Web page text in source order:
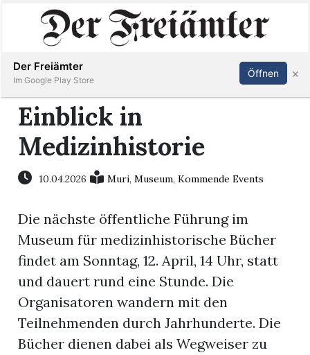
Immobilien
Veranstaltungen
Stellen
E-
Newsletter
App
Inserieren Abonnieren Anmelden
Einblick in
Medizinhistorie
10.04.2026 Muri,Museum,Kommende Events
Die nächste öffentliche Führung im
Museum für medizinhistorische Bücher
findet am Sonntag, 12. April, 14 Uhr, statt
und dauert rund eine Stunde. Die
Organisatoren wandern mit den
Teilnehmenden durch Jahrhunderte. Die
Bücher dienen dabei als Wegweiser zu
Der Freiämter
Im Google Play Store
Öffnen ×